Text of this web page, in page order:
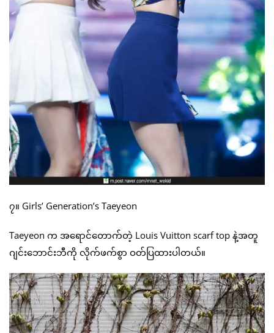
၇။ Girls’ Generation’s Taeyeon
Taeyeon က အရောင်တောက်တဲ့ Louis Vuitton scarf top နဲ့အတူ
ဂျင်းဘောင်းဘီကို လိုက်ဖက်စွာ ဝတ်ပြထားပါတယ်။